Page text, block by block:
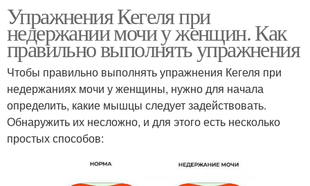
Упражнения Кегеля при
недержании мочи у женщин. Как
правильно выполнять упражнения
Чтобы правильно выполнять упражнения Кегеля при
недержаниях мочи у женщины, нужно для начала
определить, какие мышцы следует задействовать.
Обнаружить их несложно, и для этого есть несколько
простых способов: